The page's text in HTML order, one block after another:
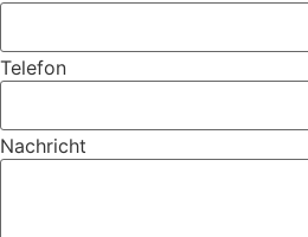
Telefon
Nachricht